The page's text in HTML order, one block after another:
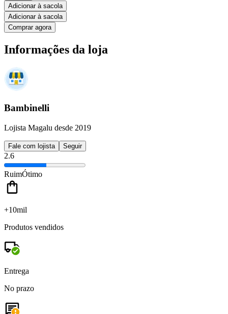
Adicionar à sacola
Adicionar à sacola
Comprar agora
Informações da loja
Bambinelli
Lojista Magalu desde 2019
Fale com lojista Seguir
2.6
RuimÓtimo
+10mil
Produtos vendidos
Entrega
No prazo